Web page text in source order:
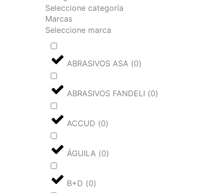
Seleccione categoría
Marcas
Seleccione marca
ABRASIVOS ASA (0)
ABRASIVOS FANDELI (0)
ACCUD (0)
ÁGUILA (0)
B+D (0)